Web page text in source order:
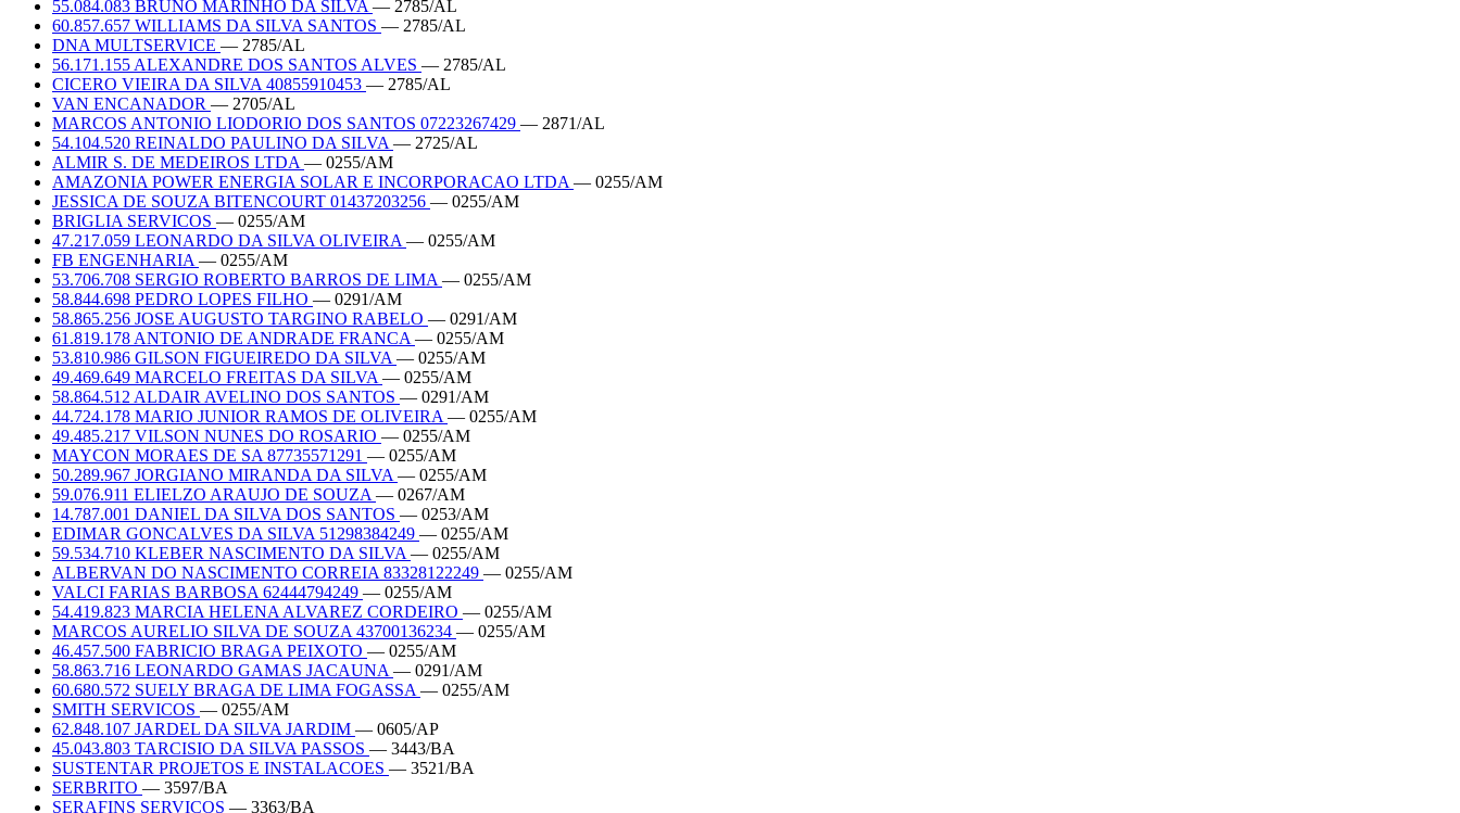
55.084.083 BRUNO MARINHO DA SILVA — 2785/AL
60.857.657 WILLIAMS DA SILVA SANTOS — 2785/AL
DNA MULTSERVICE — 2785/AL
56.171.155 ALEXANDRE DOS SANTOS ALVES — 2785/AL
CICERO VIEIRA DA SILVA 40855910453 — 2785/AL
VAN ENCANADOR — 2705/AL
MARCOS ANTONIO LIODORIO DOS SANTOS 07223267429 — 2871/AL
54.104.520 REINALDO PAULINO DA SILVA — 2725/AL
ALMIR S. DE MEDEIROS LTDA — 0255/AM
AMAZONIA POWER ENERGIA SOLAR E INCORPORACAO LTDA — 0255/AM
JESSICA DE SOUZA BITENCOURT 01437203256 — 0255/AM
BRIGLIA SERVICOS — 0255/AM
47.217.059 LEONARDO DA SILVA OLIVEIRA — 0255/AM
FB ENGENHARIA — 0255/AM
53.706.708 SERGIO ROBERTO BARROS DE LIMA — 0255/AM
58.844.698 PEDRO LOPES FILHO — 0291/AM
58.865.256 JOSE AUGUSTO TARGINO RABELO — 0291/AM
61.819.178 ANTONIO DE ANDRADE FRANCA — 0255/AM
53.810.986 GILSON FIGUEIREDO DA SILVA — 0255/AM
49.469.649 MARCELO FREITAS DA SILVA — 0255/AM
58.864.512 ALDAIR AVELINO DOS SANTOS — 0291/AM
44.724.178 MARIO JUNIOR RAMOS DE OLIVEIRA — 0255/AM
49.485.217 VILSON NUNES DO ROSARIO — 0255/AM
MAYCON MORAES DE SA 87735571291 — 0255/AM
50.289.967 JORGIANO MIRANDA DA SILVA — 0255/AM
59.076.911 ELIELZO ARAUJO DE SOUZA — 0267/AM
14.787.001 DANIEL DA SILVA DOS SANTOS — 0253/AM
EDIMAR GONCALVES DA SILVA 51298384249 — 0255/AM
59.534.710 KLEBER NASCIMENTO DA SILVA — 0255/AM
ALBERVAN DO NASCIMENTO CORREIA 83328122249 — 0255/AM
VALCI FARIAS BARBOSA 62444794249 — 0255/AM
54.419.823 MARCIA HELENA ALVAREZ CORDEIRO — 0255/AM
MARCOS AURELIO SILVA DE SOUZA 43700136234 — 0255/AM
46.457.500 FABRICIO BRAGA PEIXOTO — 0255/AM
58.863.716 LEONARDO GAMAS JACAUNA — 0291/AM
60.680.572 SUELY BRAGA DE LIMA FOGASSA — 0255/AM
SMITH SERVICOS — 0255/AM
62.848.107 JARDEL DA SILVA JARDIM — 0605/AP
45.043.803 TARCISIO DA SILVA PASSOS — 3443/BA
SUSTENTAR PROJETOS E INSTALACOES — 3521/BA
SERBRITO — 3597/BA
SERAFINS SERVICOS — 3363/BA